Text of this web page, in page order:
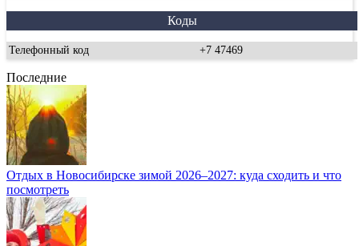
Коды
Телефонный код +7 47469
Последние
Отдых в Новосибирске зимой 2026–2027: куда сходить и что
посмотреть